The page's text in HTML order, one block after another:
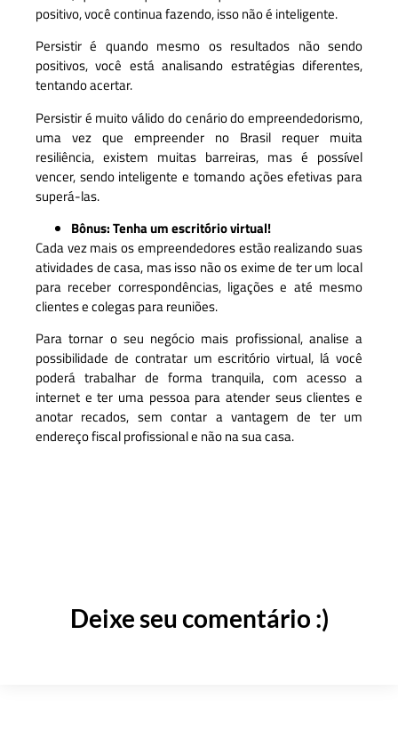
positivo, você continua fazendo, isso não é inteligente.
Persistir é quando mesmo os resultados não sendo
positivos, você está analisando estratégias diferentes,
tentando acertar.
Persistir é muito válido do cenário do empreendedorismo,
uma vez que empreender no Brasil requer muita
resiliência, existem muitas barreiras, mas é possível
vencer, sendo inteligente e tomando ações efetivas para
superá-las.
Bônus: Tenha um escritório virtual!
Cada vez mais os empreendedores estão realizando suas
atividades de casa, mas isso não os exime de ter um local
para receber correspondências, ligações e até mesmo
clientes e colegas para reuniões.
Para tornar o seu negócio mais profissional, analise a
possibilidade de contratar um escritório virtual, lá você
poderá trabalhar de forma tranquila, com acesso a
internet e ter uma pessoa para atender seus clientes e
anotar recados, sem contar a vantagem de ter um
endereço fiscal profissional e não na sua casa.
Deixe seu comentário :)